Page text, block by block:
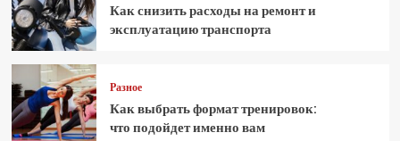
Как снизить расходы на ремонт и
эксплуатацию транспорта
Разное
Как выбрать формат тренировок:
что подойдет именно вам